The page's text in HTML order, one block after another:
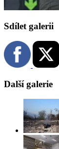
Sdílet galerii
Další galerie